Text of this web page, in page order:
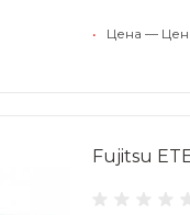
• Цена —
Fujitsu